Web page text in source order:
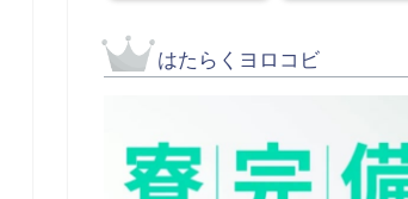
はたらくヨロコビ